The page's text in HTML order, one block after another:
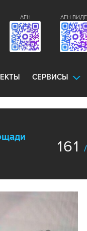
АГН
АГН
СЕРВИСЫ
161